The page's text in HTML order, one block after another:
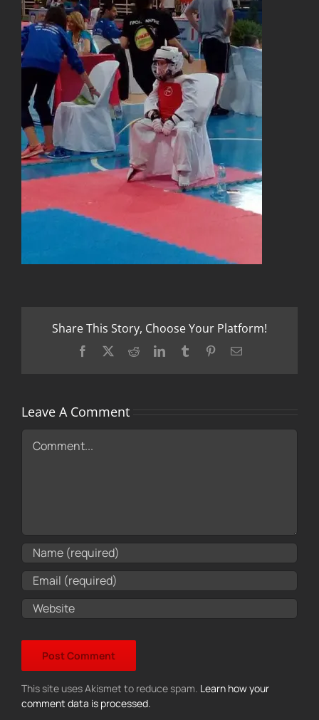
Share This Story, Choose Your Platform!
Facebook RedditLinkedInTumblr PinterestEmail
Leave A Comment
Comment
This site uses Akismet to reduce spam. Learn how your
comment data is processed.